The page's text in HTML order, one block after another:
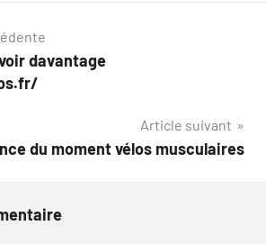
davantage
Article suivant
du moment vélos musculaires